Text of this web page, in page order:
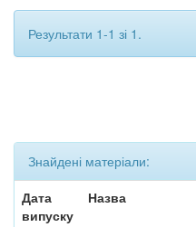
Результати 1-1 зі 1.
Знайдені матеріали:
Дата
випуску
Назва